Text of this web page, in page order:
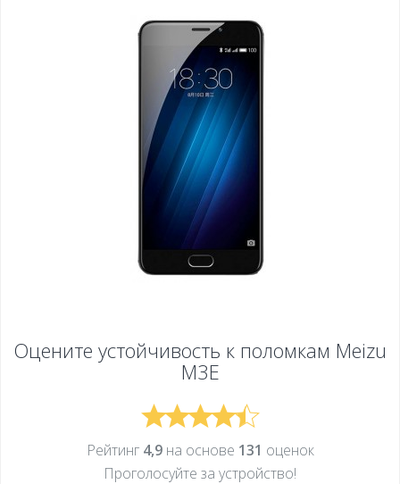
Оцените устойчивость к поломкам Meizu
M3E
Рейтинг 4,9на основе 131 оценок
Проголосуйте за устройcтво!